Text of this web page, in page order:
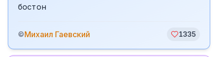
бостон
©Михаил Гаевский 1335